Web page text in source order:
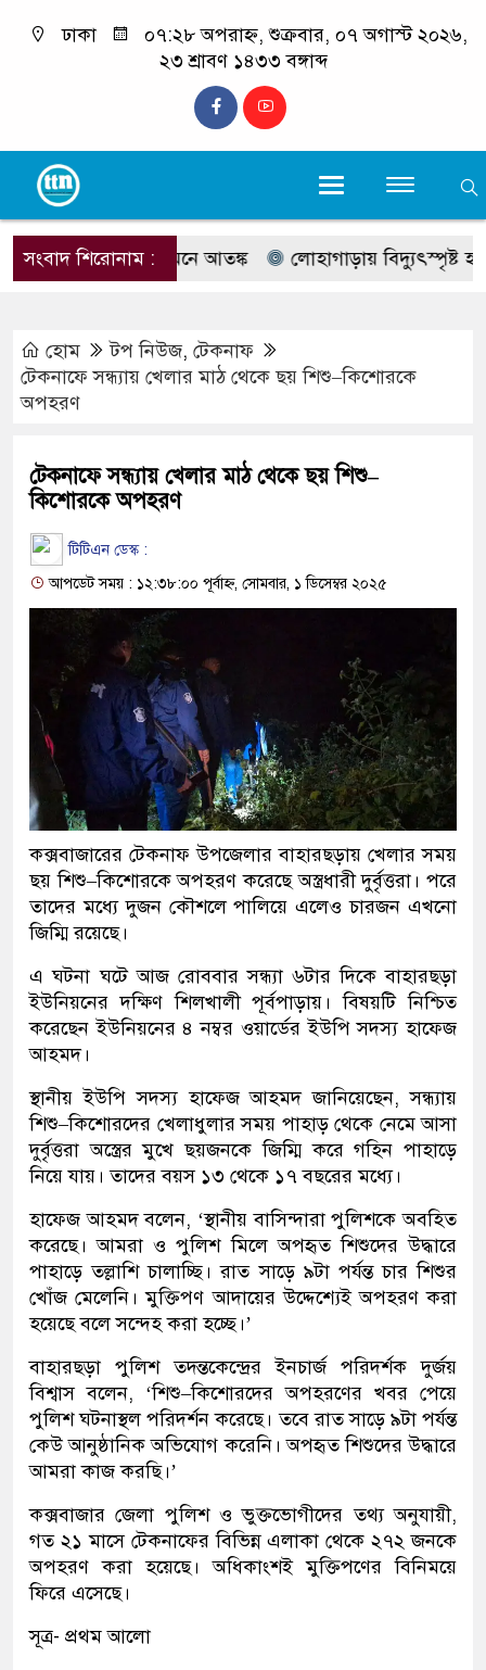
ঢাকা
০৭:২৮ অপরাহ্ন, শুক্রবার, ০৭ অগাস্ট ২০২৬,
২৩ শ্রাবণ ১৪৩৩ বঙ্গাব্দ
সংবাদ শিরোনাম :
মেছোবাঘ, জনমনে আতঙ্ক লোহাগাড়ায় বিদ্যুৎস্পৃষ্ট হয়ে
হোম টপ নিউজ, টেকনাফ
টেকনাফে সন্ধ্যায় খেলার মাঠ থেকে ছয় শিশু–কিশোরকে
অপহরণ
টেকনাফে সন্ধ্যায় খেলার মাঠ থেকে ছয় শিশু–
কিশোরকে অপহরণ
টিটিএন ডেস্ক :
আপডেট সময় : ১২:৩৮:০০ পূর্বাহ্ন, সোমবার, ১ ডিসেম্বর ২০২৫
কক্সবাজারের টেকনাফ উপজেলার বাহারছড়ায় খেলার সময়
ছয় শিশু–কিশোরকে অপহরণ করেছে অস্ত্রধারী দুর্বৃত্তরা। পরে
তাদের মধ্যে দুজন কৌশলে পালিয়ে এলেও চারজন এখনো
জিম্মি রয়েছে।
এ ঘটনা ঘটে আজ রোববার সন্ধ্যা ৬টার দিকে বাহারছড়া
ইউনিয়নের দক্ষিণ শিলখালী পূর্বপাড়ায়। বিষয়টি নিশ্চিত
করেছেন ইউনিয়নের ৪ নম্বর ওয়ার্ডের ইউপি সদস্য হাফেজ
আহমদ।
স্থানীয় ইউপি সদস্য হাফেজ আহমদ জানিয়েছেন, সন্ধ্যায়
শিশু–কিশোরদের খেলাধুলার সময় পাহাড় থেকে নেমে আসা
দুর্বৃত্তরা অস্ত্রের মুখে ছয়জনকে জিম্মি করে গহিন পাহাড়ে
নিয়ে যায়। তাদের বয়স ১৩ থেকে ১৭ বছরের মধ্যে।
হাফেজ আহমদ বলেন, ‘স্থানীয় বাসিন্দারা পুলিশকে অবহিত
করেছে। আমরা ও পুলিশ মিলে অপহৃত শিশুদের উদ্ধারে
পাহাড়ে তল্লাশি চালাচ্ছি। রাত সাড়ে ৯টা পর্যন্ত চার শিশুর
খোঁজ মেলেনি। মুক্তিপণ আদায়ের উদ্দেশ্যেই অপহরণ করা
হয়েছে বলে সন্দেহ করা হচ্ছে।’
বাহারছড়া পুলিশ তদন্তকেন্দ্রের ইনচার্জ পরিদর্শক দুর্জয়
বিশ্বাস বলেন, ‘শিশু–কিশোরদের অপহরণের খবর পেয়ে
পুলিশ ঘটনাস্থল পরিদর্শন করেছে। তবে রাত সাড়ে ৯টা পর্যন্ত
কেউ আনুষ্ঠানিক অভিযোগ করেনি। অপহৃত শিশুদের উদ্ধারে
আমরা কাজ করছি।’
কক্সবাজার জেলা পুলিশ ও ভুক্তভোগীদের তথ্য অনুযায়ী,
গত ২১ মাসে টেকনাফের বিভিন্ন এলাকা থেকে ২৭২ জনকে
অপহরণ করা হয়েছে। অধিকাংশই মুক্তিপণের বিনিময়ে
ফিরে এসেছে।
সূত্র- প্রথম আলো